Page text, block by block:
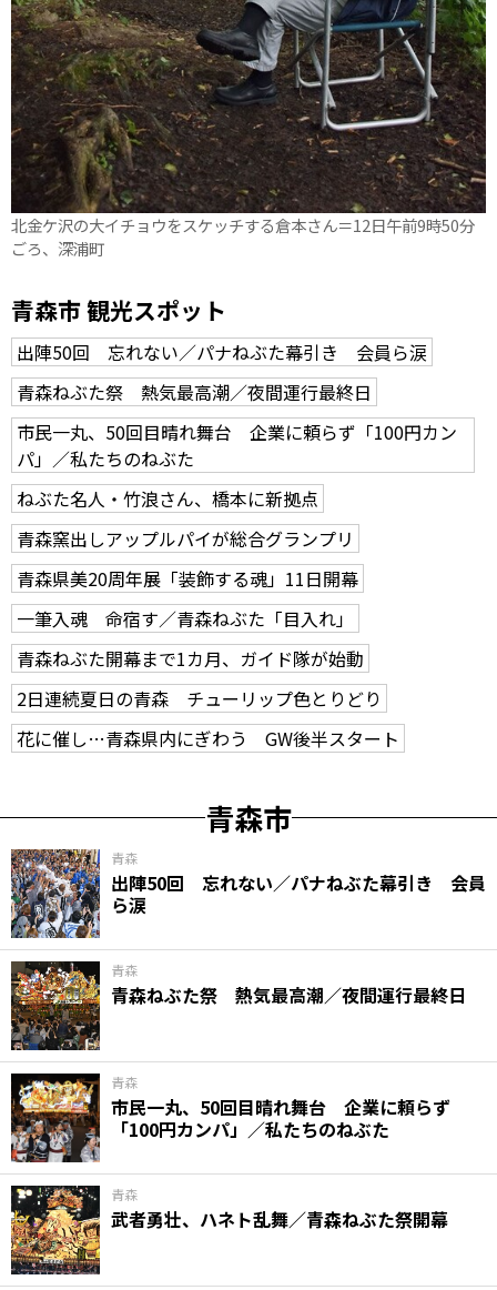
北金ケ沢の大イチョウをスケッチする倉本さん＝12日午前9時50分
ごろ、深浦町
青森市 観光スポット
出陣50回 忘れない／パナねぶた幕引き 会員ら涙
青森ねぶた祭 熱気最高潮／夜間運行最終日
市民一丸、50回目晴れ舞台 企業に頼らず「100円カン
パ」／私たちのねぶた
ねぶた名人・竹浪さん、橋本に新拠点
青森窯出しアップルパイが総合グランプリ
青森県美20周年展「装飾する魂」11日開幕
一筆入魂 命宿す／青森ねぶた「目入れ」
青森ねぶた開幕まで1カ月、ガイド隊が始動
2日連続夏日の青森 チューリップ色とりどり
花に催し…青森県内にぎわう GW後半スタート
青森市
青森
出陣50回 忘れない／パナねぶた幕引き 会員
ら涙
青森
青森ねぶた祭 熱気最高潮／夜間運行最終日
青森
市民一丸、50回目晴れ舞台 企業に頼らず
「100円カンパ」／私たちのねぶた
青森
武者勇壮、ハネト乱舞／青森ねぶた祭開幕